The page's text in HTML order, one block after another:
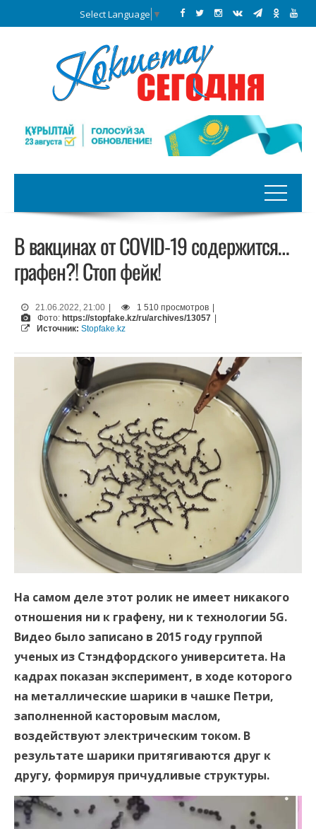
Select Language ▼
В вакцинах от COVID-19 содержится…
графен?! Стоп фейк!
21.06.2022, 21:00 1 510 просмотров
Фото: https://stopfake.kz/ru/archives/13057
Источник: Stopfake.kz
На самом деле этот ролик не имеет никакого
отношения ни к графену, ни к технологии 5G.
Видео было записано в 2015 году группой
ученых из Стэндфордского университета. На
кадрах показан эксперимент, в ходе которого
на металлические шарики в чашке Петри,
заполненной касторовым маслом,
воздействуют электрическим током. В
результате шарики притягиваются друг к
другу, формируя причудливые структуры.